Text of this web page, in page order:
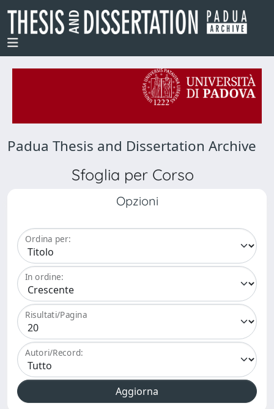
Padua Thesis and Dissertation Archive
Sfoglia per Corso
Opzioni
Ordina per:
In ordine:
Risultati/Pagina
Autori/Record: